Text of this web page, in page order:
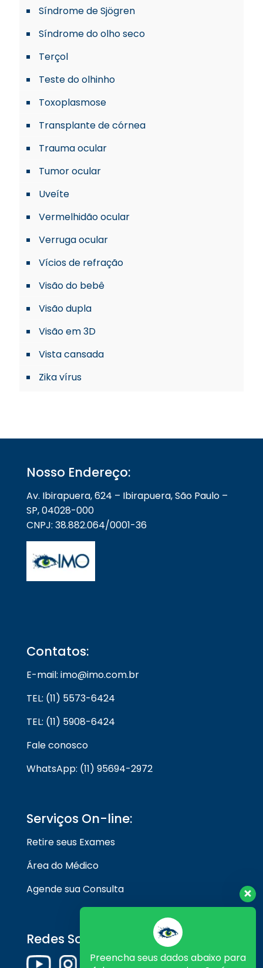
Síndrome de Sjögren
Síndrome do olho seco
Terçol
Teste do olhinho
Toxoplasmose
Transplante de córnea
Trauma ocular
Tumor ocular
Uveíte
Vermelhidão ocular
Verruga ocular
Vícios de refração
Visão do bebê
Visão dupla
Visão em 3D
Vista cansada
Zika vírus
Nosso Endereço:
Av. Ibirapuera, 624 – Ibirapuera, São Paulo –
SP, 04028-000
CNPJ: 38.882.064/0001-36
Contatos:
E-mail: imo@imo.com.br
TEL: (11) 5573-6424
TEL: (11) 5908-6424
Fale conosco
WhatsApp: (11) 95694-2972
Serviços On-line:
Retire seus Exames
Área do Médico
Agende sua Consulta
Redes Sociais
Preencha seus dados abaixo para